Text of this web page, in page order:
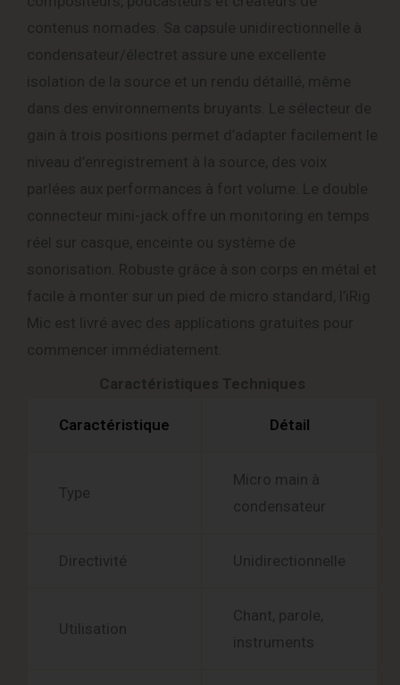
Caractéristique Détail
Type
Micro main à
condensateur
Directivité Unidirectionnelle
Utilisation
Chant, parole,
instruments